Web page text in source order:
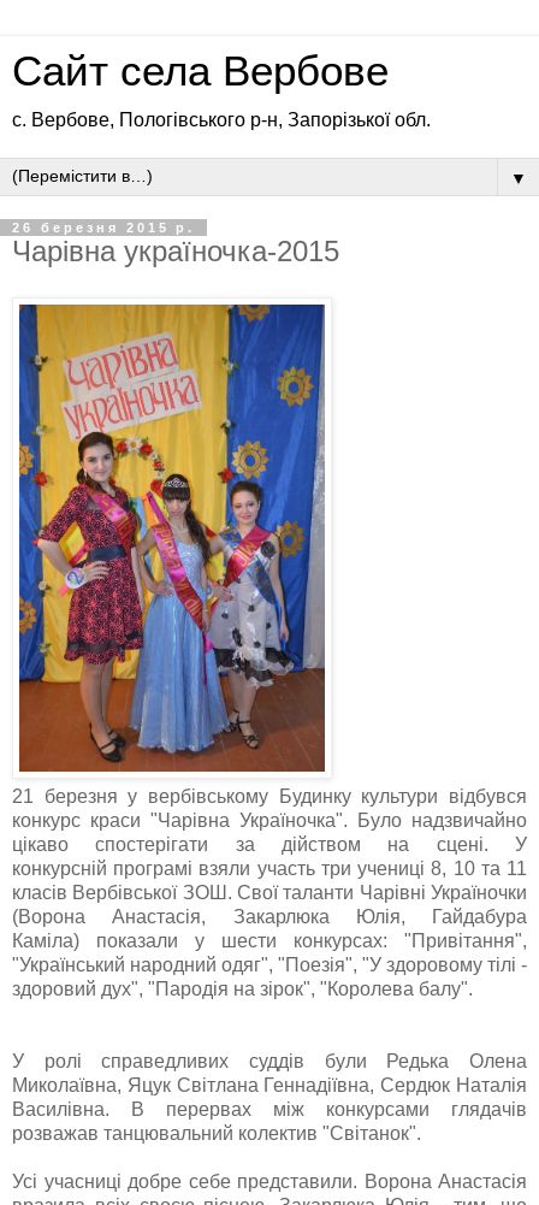
Сайт села Вербове
с. Вербове, Пологівського р-н, Запорізької обл.
▼
26 березня 2015 р.
Чарівна україночка-2015
21 березня у вербівському Будинку культури відбувся
конкурс краси "Чарівна Україночка". Було надзвичайно
цікаво спостерігати за дійством на сцені. У
конкурсній програмі взяли участь три учениці 8, 10 та 11
класів Вербівської ЗОШ. Свої таланти Чарівні Україночки
(Ворона Анастасія, Закарлюка Юлія, Гайдабура
Каміла) показали у шести конкурсах: "Привітання",
"Український народний одяг", "Поезія", "У здоровому тілі -
здоровий дух", "Пародія на зірок", "Королева балу".
У ролі справедливих суддів були Редька Олена
Миколаївна, Яцук Світлана Геннадіївна, Сердюк Наталія
Василівна. В перервах між конкурсами глядачів
розважав танцювальний колектив "Світанок".
Усі учасниці добре себе представили. Ворона Анастасія